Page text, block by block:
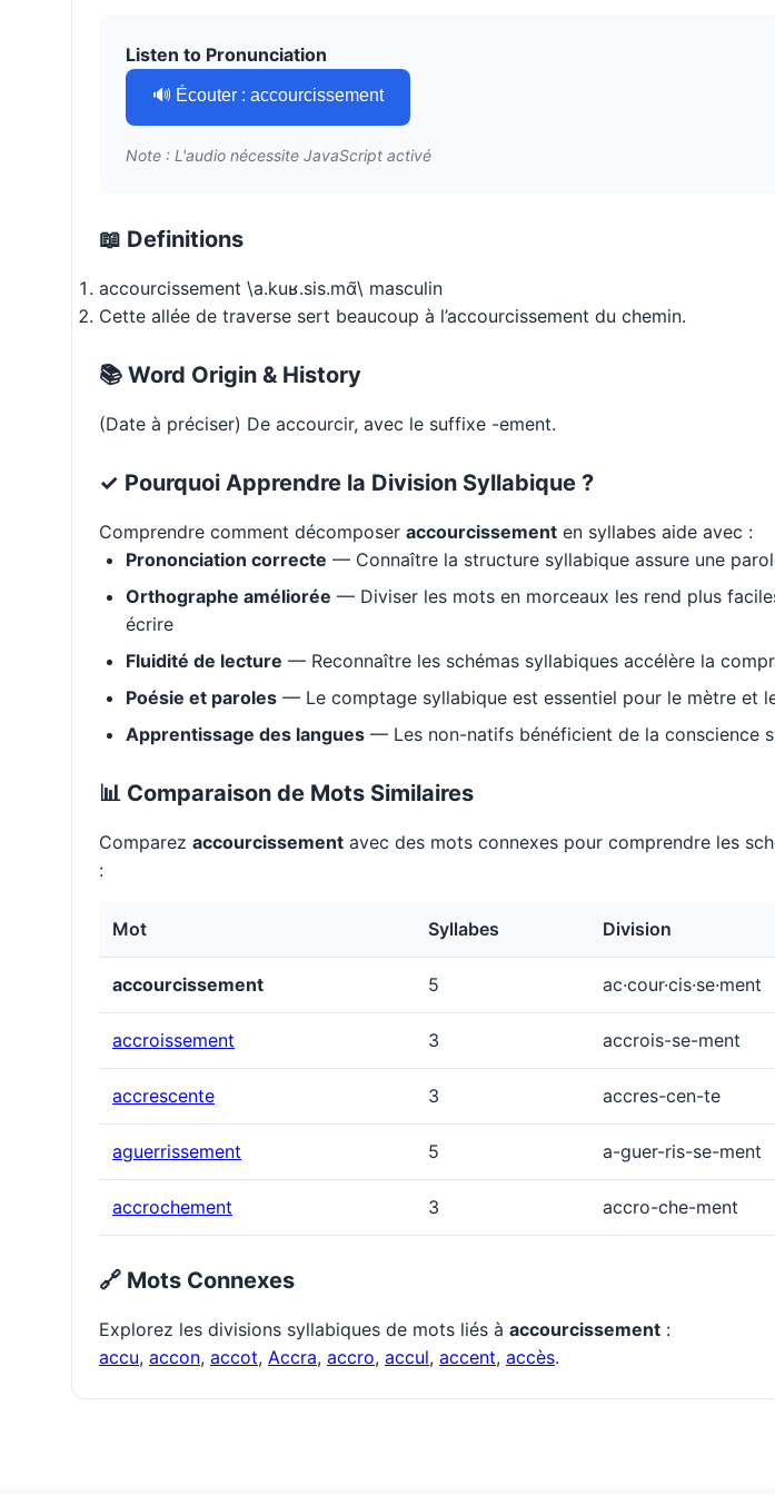
Listen to Pronunciation
🔊 Écouter : accourcissement
Note : L'audio nécessite JavaScript activé
📖 Definitions
accourcissement \a.kuʁ.sis.mɑ̃\ masculin
Cette allée de traverse sert beaucoup à l’accourcissement du chemin.
📚 Word Origin & History
(Date à préciser) De accourcir, avec le suffixe -ement.
✓ Pourquoi Apprendre la Division Syllabique ?
Comprendre comment décomposer accourcissement en syllabes aide avec :
Prononciation correcte — Connaître la structure syllabique assure une
Orthographe améliorée — Diviser les mots en morceaux les rend plus
écrire
Fluidité de lecture — Reconnaître les schémas syllabiques accélère la
Poésie et paroles — Le comptage syllabique est essentiel pour le mètre et
Apprentissage des langues — Les non-natifs bénéficient de la conscience
📊 Comparaison de Mots Similaires
Comparez accourcissement avec des mots connexes pour comprendre les
:
Mot Syllabes Division
accourcissement 5 ac·cour·cis·se·ment
accroissement 3 accrois-se-ment
accrescente 3 accres-cen-te
aguerrissement 5 a-guer-ris-se-ment
accrochement 3 accro-che-ment
🔗 Mots Connexes
Explorez les divisions syllabiques de mots liés à accourcissement :
accu, accon, accot, Accra, accro, accul, accent, accès.